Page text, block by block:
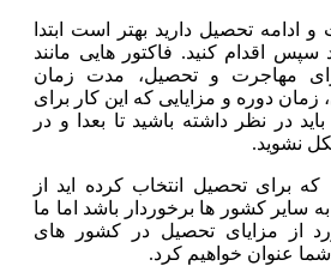
ادامه تحصیل دارید بهتر است ابتدا
سپس اقدام کنید. فاکتور هایی مانند
مهاجرت و تحصیل، مدت زمان
دوره و مزایایی که این کار برای
در نظر داشته باشید تا بعدا و در
نشوید.
تحصیل انتخاب کرده اید از
سایر کشور ها برخوردار باشد اما ما
از مزایای تحصیل در کشور های
عنوان خواهیم کرد.